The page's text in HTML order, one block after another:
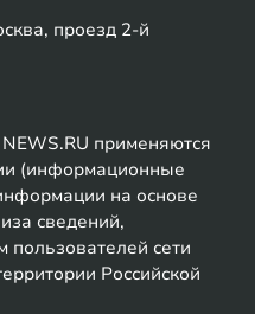
проезд 2-й
применяются
(информационные
на основе
сведений,
пользователей сети
Российской